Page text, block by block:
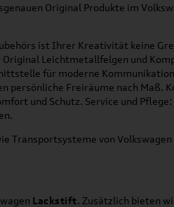
Original Produkte im
ist Ihrer Kreativität keine
Leichtmetallfelgen und
für moderne
persönliche Freiräume nach Maß.
und Schutz. Service und
Transportsysteme von
Lackstift. Zusätzlich bieten